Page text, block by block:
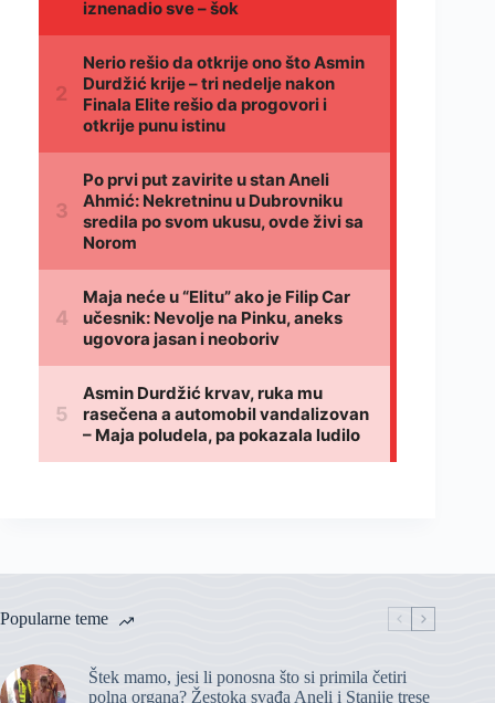
Popularne teme
Štek mamo, jesi li ponosna što si primila četiri
polna organa? Žestoka svađa Aneli i Stanije trese